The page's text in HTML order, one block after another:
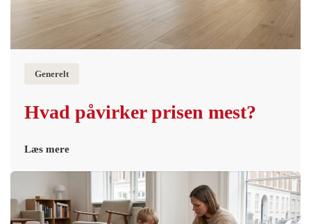
Generelt
Hvad påvirker prisen mest?
Læs mere